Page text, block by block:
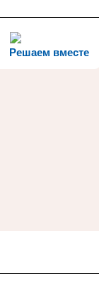
Решаем вместе